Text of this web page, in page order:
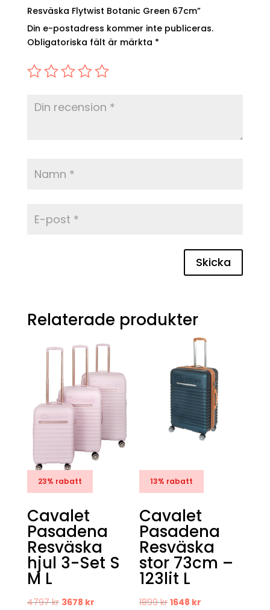
Resväska Flytwist Botanic Green 67cm”
Din e-postadress kommer inte publiceras.
Obligatoriska fält är märkta *
Skicka
Relaterade produkter
23% rabatt
Cavalet
Pasadena
Resväska
hjul 3-Set S
M L
4797kr Det
3678 krDet
13% rabatt
Cavalet
Pasadena
Resväska
stor 73cm –
123lit L
1899kr Det
1648 kr